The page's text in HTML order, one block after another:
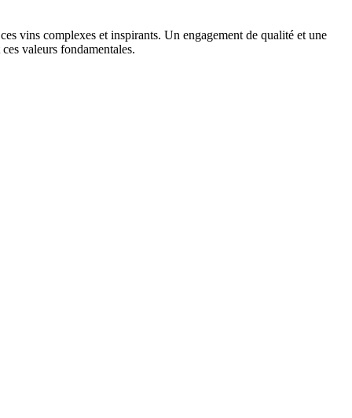
vins complexes et inspirants. Un engagement de qualité et une
valeurs fondamentales.